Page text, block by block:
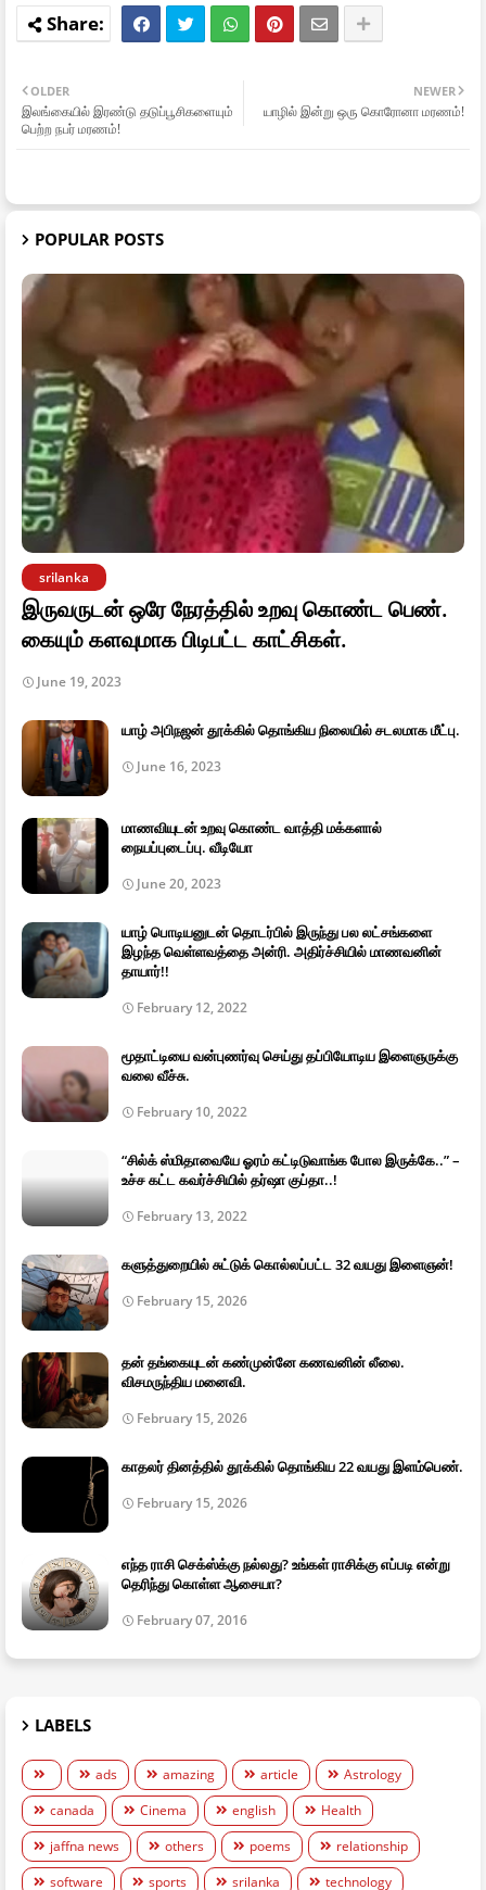
NEWER
யாழில் இன்று ஒரு கொரோனா மரணம்!
OLDER
இலங்கையில் இரண்டு தடுப்பூசிகளையும்
பெற்ற நபர் மரணம்!
POPULAR POSTS
srilanka
இருவருடன் ஒரே நேரத்தில் உறவு கொண்ட பெண்.
கையும் களவுமாக பிடிபட்ட காட்சிகள்.
June 19, 2023
யாழ் அபிநஜன் தூக்கில் தொங்கிய நிலையில் சடலமாக மீட்பு.
June 16, 2023
மாணவியுடன் உறவு கொண்ட வாத்தி மக்களால்
நையப்புடைப்பு. வீடியோ
June 20, 2023
யாழ் பொடியனுடன் தொடர்பில் இருந்து பல லட்சங்களை
இழந்த வெள்ளவத்தை அன்ரி. அதிர்ச்சியில் மாணவனின்
தாயார்!!
February 12, 2022
மூதாட்டியை வன்புணர்வு செய்து தப்பியோடிய இளைஞருக்கு
வலை வீச்சு.
February 10, 2022
“சில்க் ஸ்மிதாவையே ஓரம் கட்டிடுவாங்க போல இருக்கே..” –
உச்ச கட்ட கவர்ச்சியில் தர்ஷா குப்தா..!
February 13, 2022
களுத்துறையில் சுட்டுக் கொல்லப்பட்ட 32 வயது இளைஞன்!
February 15, 2026
தன் தங்கையுடன் கண்முன்னே கணவனின் லீலை.
விசமருந்திய மனைவி.
February 15, 2026
காதலர் தினத்தில் தூக்கில் தொங்கிய 22 வயது இளம்பெண்.
February 15, 2026
எந்த ராசி செக்ஸ்க்கு நல்லது? உங்கள் ராசிக்கு எப்படி என்று
தெரிந்து கொள்ள ஆசையா?
February 07, 2016
LABELS
ads amazing article
Astrology
canada
Cinema english
Health
jaffna news
others poems
relationship
software
sports srilanka technology